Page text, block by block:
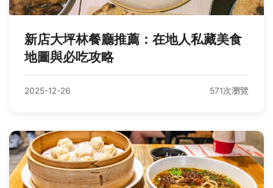
新店大坪林餐廳推薦：在地人私藏美食
地圖與必吃攻略
2025-12-26 571次瀏覽